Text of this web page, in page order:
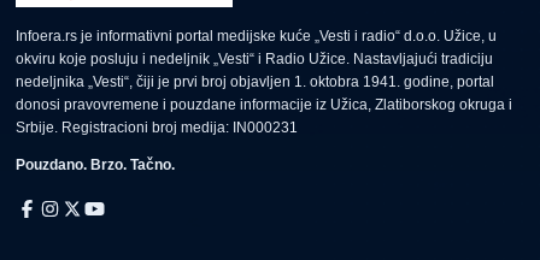
Infoera.rs je informativni portal medijske kuće „Vesti i radio“ d.o.o. Užice, u
okviru koje posluju i nedeljnik „Vesti“ i Radio Užice. Nastavljajući tradiciju
nedeljnika „Vesti“, čiji je prvi broj objavljen 1. oktobra 1941. godine, portal
donosi pravovremene i pouzdane informacije iz Užica, Zlatiborskog okruga i
Srbije. Registracioni broj medija: IN000231
Pouzdano. Brzo. Tačno.